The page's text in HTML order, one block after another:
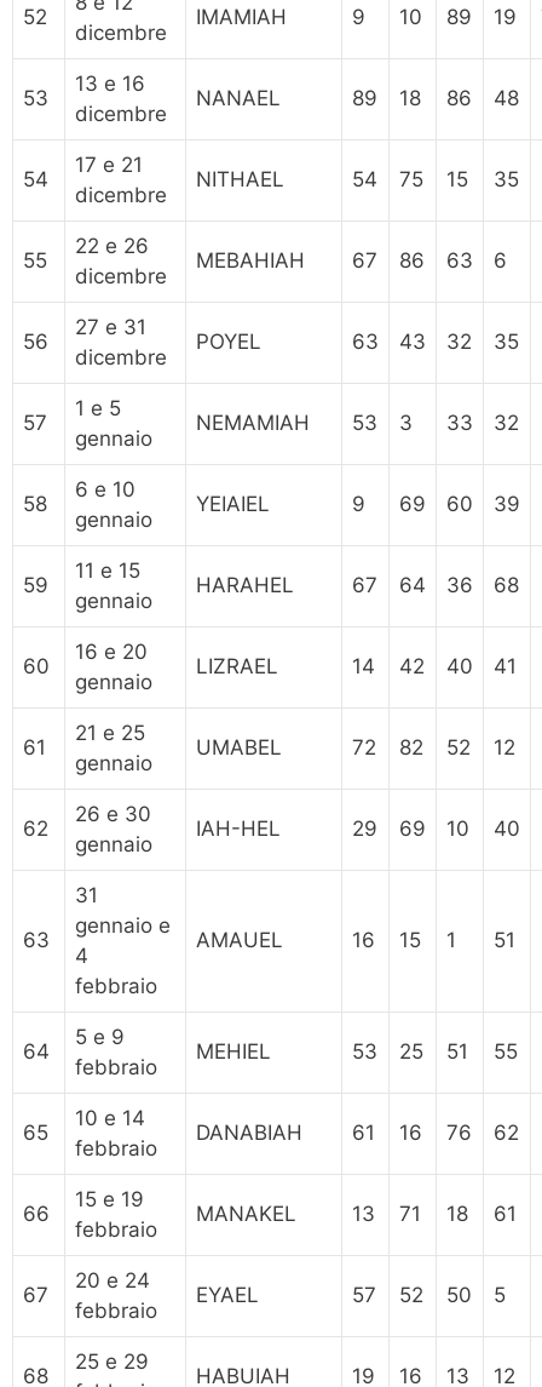
52
dicembre
IMAMIAH 9 10 89 19
53
13 e 16
dicembre
NANAEL 89 18 86 48
54
17 e 21
dicembre
NITHAEL 54 75 15 35
55
22 e 26
dicembre
MEBAHIAH 67 86 63 6
56
27 e 31
dicembre
POYEL 63 43 32 35
57
1 e 5
gennaio
NEMAMIAH 53 3 33 32
58
6 e 10
gennaio
YEIAIEL 9 69 60 39
59
11 e 15
gennaio
HARAHEL 67 64 36 68
60
16 e 20
gennaio
LIZRAEL 14 42 40 41
61
21 e 25
gennaio
UMABEL 72 82 52 12
62
26 e 30
gennaio
IAH-HEL 29 69 10 40
63
31
gennaio e
4
febbraio
AMAUEL 16 15 1 51
64
5 e 9
febbraio
MEHIEL 53 25 51 55
65
10 e 14
febbraio
DANABIAH 61 16 76 62
66
15 e 19
febbraio
MANAKEL 13 71 18 61
67
20 e 24
febbraio
EYAEL 57 52 50 5
68
25 e 29
HABUIAH 19 16 13 12